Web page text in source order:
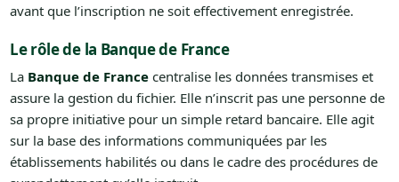
avant que l’inscription ne soit effectivement enregistrée.
Le rôle de la Banque de France
La Banque de Francecentralise les données transmises et
assure la gestion du fichier. Elle n’inscrit pas une personne de
sa propre initiative pour un simple retard bancaire. Elle agit
sur la base des informations communiquées par les
établissements habilités ou dans le cadre des procédures de